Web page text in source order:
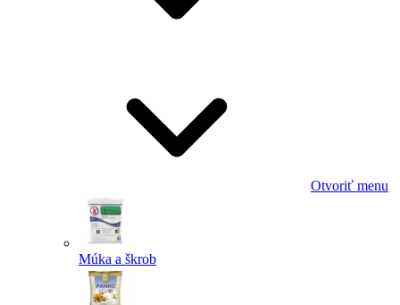
Otvoriť menu
Múka a škrob
Powered by chaterimo